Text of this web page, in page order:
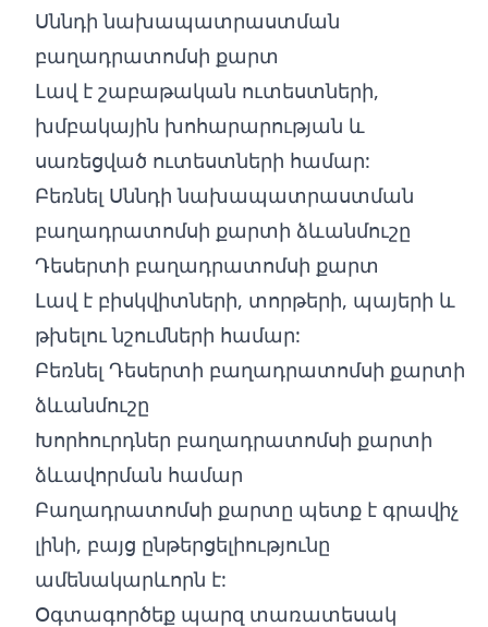
Սննդի նախապատրաստման
բաղադրատոմսի քարտ
Լավ է շաբաթական ուտեստների,
խմբակային խոհարարության և
սառեցված ուտեստների համար:
Բեռնել Սննդի նախապատրաստման
բաղադրատոմսի քարտի ձևանմուշը
Դեսերտի բաղադրատոմսի քարտ
Լավ է բիսկվիտների, տորթերի, պայերի և
թխելու նշումների համար:
Բեռնել Դեսերտի բաղադրատոմսի քարտի
ձևանմուշը
Խորհուրդներ բաղադրատոմսի քարտի
ձևավորման համար
Բաղադրատոմսի քարտը պետք է գրավիչ
լինի, բայց ընթերցելիությունը
ամենակարևորն է:
Օգտագործեք պարզ տառատեսակ